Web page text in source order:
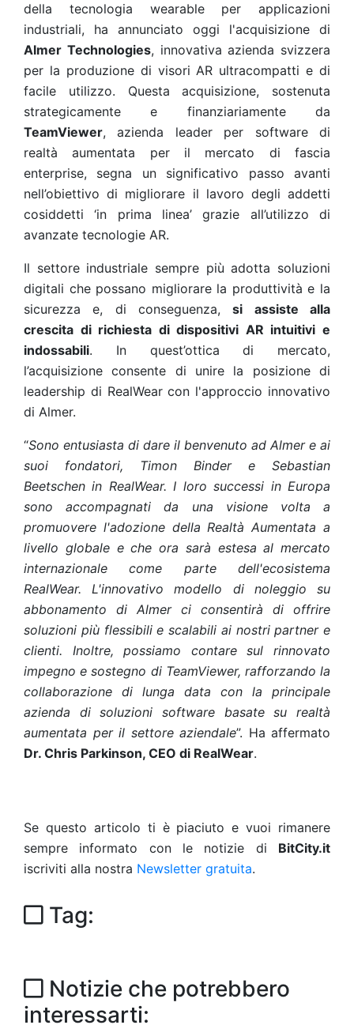
della tecnologia wearable per applicazioni
industriali, ha annunciato oggi l'acquisizione di
Almer Technologies, innovativa azienda svizzera
per la produzione di visori AR ultracompatti e di
facile utilizzo. Questa acquisizione, sostenuta
strategicamente e finanziariamente da
TeamViewer, azienda leader per software di
realtà aumentata per il mercato di fascia
enterprise, segna un significativo passo avanti
nell’obiettivo di migliorare il lavoro degli addetti
cosiddetti ‘in prima linea’ grazie all’utilizzo di
avanzate tecnologie AR.
Il settore industriale sempre più adotta soluzioni
digitali che possano migliorare la produttività e la
sicurezza e, di conseguenza,si assiste alla
crescita di richiesta di dispositivi AR intuitivi e
indossabili. In quest’ottica di mercato,
l’acquisizione consente di unire la posizione di
leadership di RealWear con l'approccio innovativo
di Almer.
“Sono entusiasta di dare il benvenuto ad Almer e ai
suoi fondatori, Timon Binder e Sebastian
Beetschen in RealWear. I loro successi in Europa
sono accompagnati da una visione volta a
promuovere l'adozione della Realtà Aumentata a
livello globale e che ora sarà estesa al mercato
internazionale come parte dell'ecosistema
RealWear.L'innovativo modello di noleggio su
abbonamento di Almer ci consentirà di offrire
soluzioni più flessibili e scalabili ai nostri partner e
clienti. Inoltre, possiamo contare sul rinnovato
impegno e sostegno di TeamViewer, rafforzando la
collaborazione di lunga data con la principale
azienda di soluzioni software basate su realtà
aumentata per il settore aziendale”. Ha affermato
Dr. Chris Parkinson, CEO di RealWear.
Se questo articolo ti è piaciuto e vuoi rimanere
sempre informato con le notizie di BitCity.it
iscriviti alla nostra Newsletter gratuita.
Tag:
Notizie che potrebbero
interessarti: